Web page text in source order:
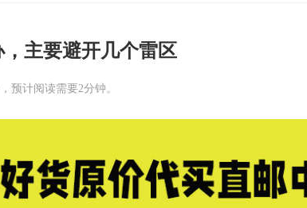
主要避开几个雷区
预计阅读需要2分钟。